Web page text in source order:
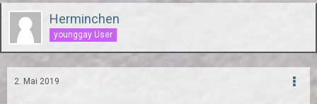
Herminchen
younggay User
2. Mai 2019